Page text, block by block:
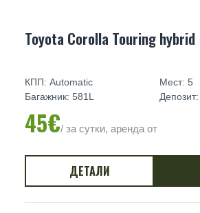
Toyota Corolla Touring hybrid
КПП: Automatic
Мест: 5
Багажник: 581L
45€/ за сутки, аренда от
ДЕТАЛИ